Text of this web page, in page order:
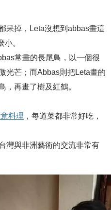
呆掉，Leta沒想到abbas畫這
。
常畫的長尾鳥，以一個很
光芒；而Abbas則把Leta畫的
，再畫了樹及紅鶴。
料理 ，每道菜都非常好吃，
灣與非洲藝術的交流非常有